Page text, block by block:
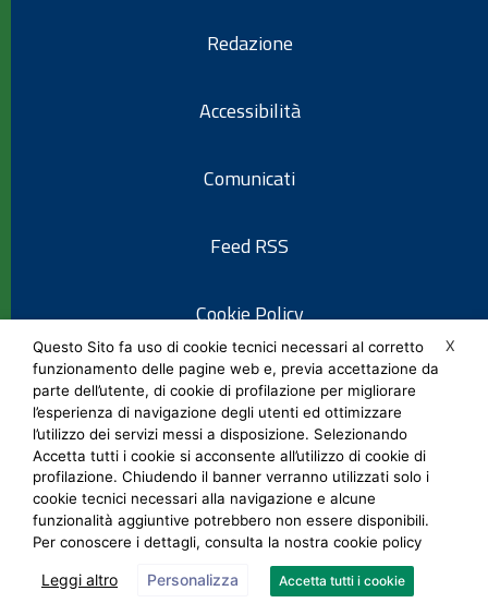
Redazione
Accessibilità
Comunicati
Feed RSS
Cookie Policy
Informativa privacy
Note legali
Social Media Policy
X
Questo Sito fa uso di cookie tecnici necessari al corretto
funzionamento delle pagine web e, previa accettazione da
parte dell’utente, di cookie di profilazione per migliorare
l’esperienza di navigazione degli utenti ed ottimizzare
l’utilizzo dei servizi messi a disposizione. Selezionando
Accetta tutti i cookie si acconsente all’utilizzo di cookie di
profilazione. Chiudendo il banner verranno utilizzati solo i
cookie tecnici necessari alla navigazione e alcune
funzionalità aggiuntive potrebbero non essere disponibili.
Per conoscere i dettagli, consulta la nostra cookie policy
Leggi altro Personalizza Accetta tutti i cookie